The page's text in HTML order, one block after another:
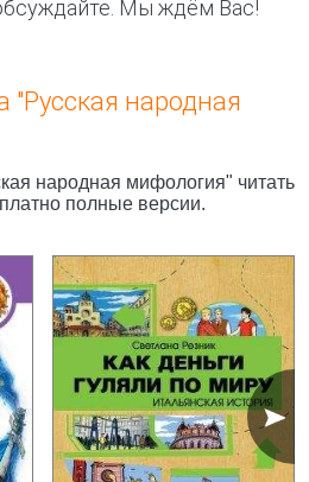
Мы ждём Вас!
"Русская народная
народная мифология" читать
полные версии.